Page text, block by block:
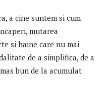
a cine suntem si cum
mutarea
si haine care nu mai
de a simplifica, de a
bun de la acumulat